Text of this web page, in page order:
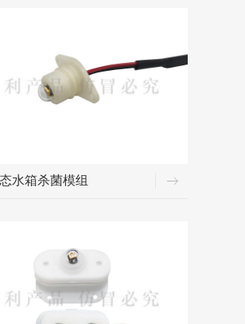
水箱杀菌模组